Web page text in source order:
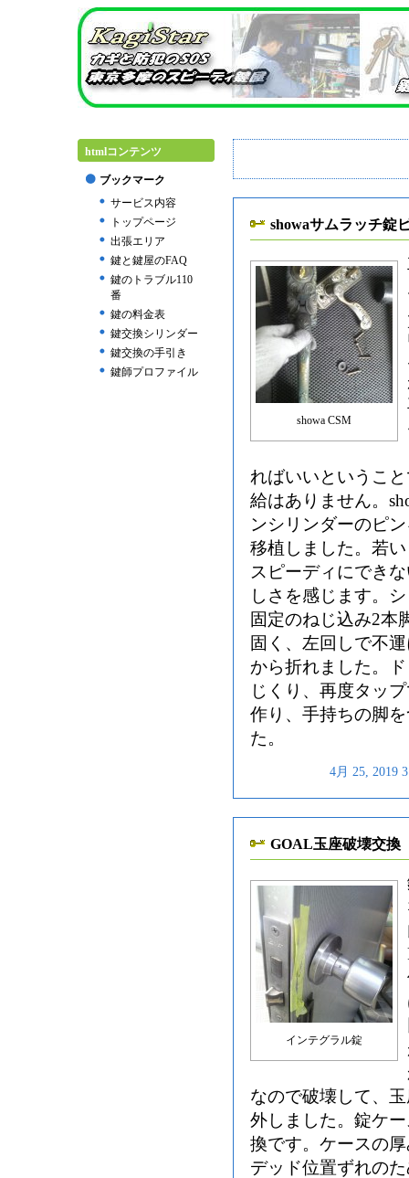
showaサムラッチ錠
showa CSM
ればいいというこ
給はありません。
ンシリンダーのピ
移植しました。若
スピーディにでき
しさを感じます。
固定のねじ込み2本
固く、左回しで不
から折れました。
じくり、再度タッ
作り、手持ちの脚
た。
4月 25, 2019
GOAL玉座破壊交換
インテグラル錠
なので破壊して、
外しました。錠ケ
換です。ケースの
デッド位置ずれの
htmlコンテンツ
ブックマーク
サービス内容
トップページ
出張エリア
鍵と鍵屋のFAQ
鍵のトラブル110
番
鍵の料金表
鍵交換シリンダー
鍵交換の手引き
鍵師プロファイル